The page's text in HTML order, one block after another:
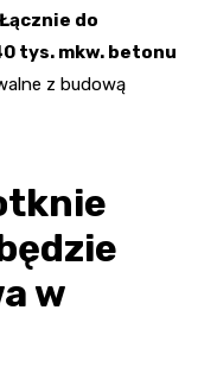
Łącznie do
tys. mkw. betonu
z budową
w